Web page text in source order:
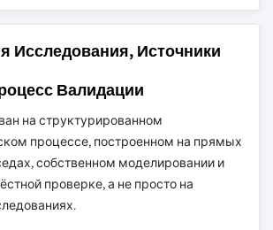
Исследования, Источники
Валидации
на структурированном
процессе, построенном на прямых
собственном моделировании и
проверке, а не просто на